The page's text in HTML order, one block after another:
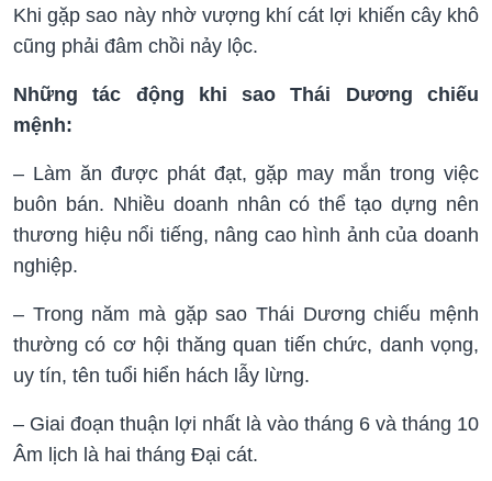
Khi gặp sao này nhờ vượng khí cát lợi khiến cây khô
cũng phải đâm chồi nảy lộc.
Những tác động khi sao Thái Dương chiếu
mệnh:
– Làm ăn được phát đạt, gặp may mắn trong việc
buôn bán. Nhiều doanh nhân có thể tạo dựng nên
thương hiệu nổi tiếng, nâng cao hình ảnh của doanh
nghiệp.
– Trong năm mà gặp sao Thái Dương chiếu mệnh
thường có cơ hội thăng quan tiến chức, danh vọng,
uy tín, tên tuổi hiển hách lẫy lừng.
– Giai đoạn thuận lợi nhất là vào tháng 6 và tháng 10
Âm lịch là hai tháng Đại cát.